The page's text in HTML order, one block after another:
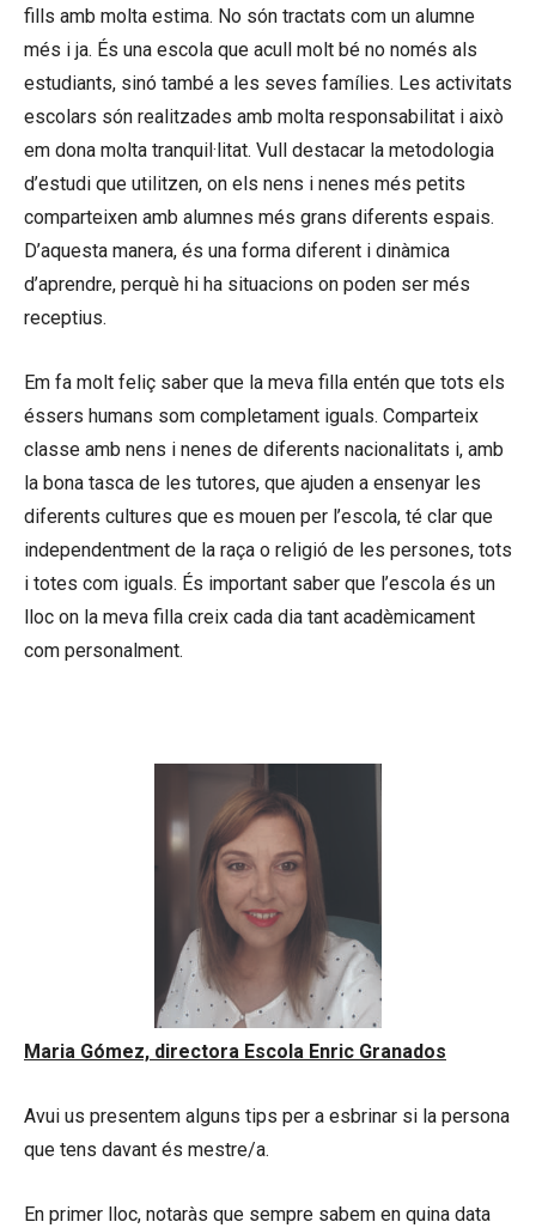
fills amb molta estima. No són tractats com un alumne
més i ja. És una escola que acull molt bé no només als
estudiants, sinó també a les seves famílies. Les activitats
escolars són realitzades amb molta responsabilitat i això
em dona molta tranquil·litat. Vull destacar la metodologia
d’estudi que utilitzen, on els nens i nenes més petits
comparteixen amb alumnes més grans diferents espais.
D’aquesta manera, és una forma diferent i dinàmica
d’aprendre, perquè hi ha situacions on poden ser més
receptius.
Em fa molt feliç saber que la meva filla entén que tots els
éssers humans som completament iguals. Comparteix
classe amb nens i nenes de diferents nacionalitats i, amb
la bona tasca de les tutores, que ajuden a ensenyar les
diferents cultures que es mouen per l’escola, té clar que
independentment de la raça o religió de les persones, tots
i totes com iguals. És important saber que l’escola és un
lloc on la meva filla creix cada dia tant acadèmicament
com personalment.
Maria Gómez, directora Escola Enric Granados
Avui us presentem alguns tips per a esbrinar si la persona
que tens davant és mestre/a.
En primer lloc, notaràs que sempre sabem en quina data